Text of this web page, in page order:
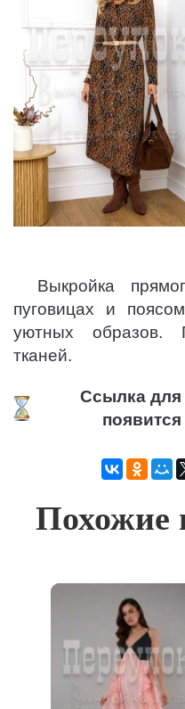
Выкройка
пуговицах и
уютных образов.
тканей.
Ссылка для
появится
Похожие